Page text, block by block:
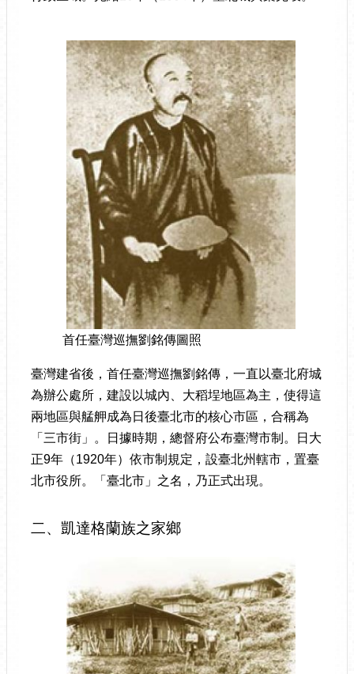
首任臺灣巡撫劉銘傳圖照
臺灣建省後，首任臺灣巡撫劉銘傳，一直以臺北府城
為辦公處所，建設以城內、大稻埕地區為主，使得這
兩地區與艋舺成為日後臺北市的核心市區，合稱為
「三市街」。日據時期，總督府公布臺灣市制。日大
正9年（1920年）依市制規定，設臺北州轄市，置臺
北市役所。「臺北市」之名，乃正式出現。
二、凱達格蘭族之家鄉